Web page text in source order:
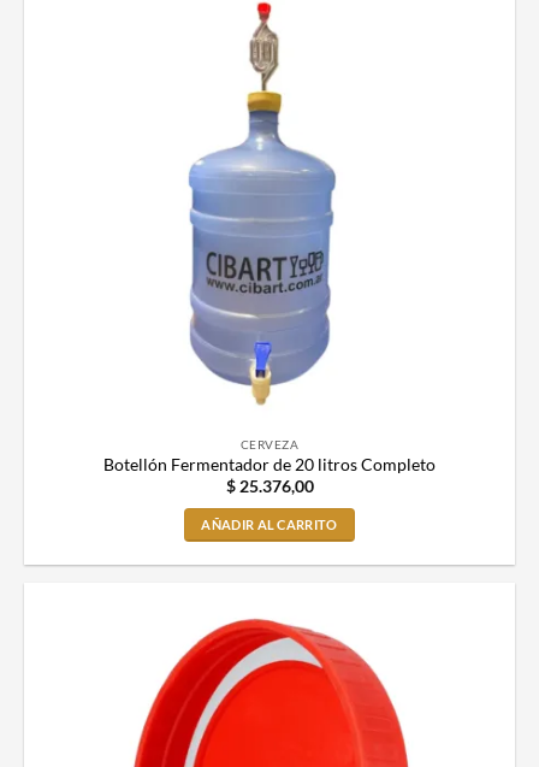
CERVEZA
Botellón Fermentador de 20 litros Completo
$25.376,00
AÑADIR AL CARRITO